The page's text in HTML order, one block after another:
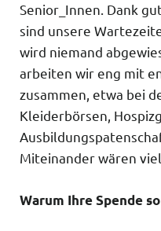
Senior_Innen. Dank
sind unsere
wird niemand
arbeiten wir eng mit
zusammen, etwa bei
Kleiderbörsen,
Miteinander wären
Warum Ihre Spende